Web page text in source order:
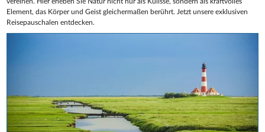
Element, das Körper und Geist gleichermaßen berührt. Jetzt unsere exklusiven
Reisepauschalen entdecken.